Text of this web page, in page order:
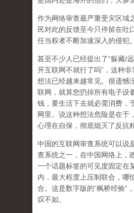
作为网络审查最严重受灾区域
民对此的反馈至今只停留在吐
任当权者不断加速深入的侵犯。
甚至不少人已经提出了“躲藏/
开互联网不就行了吗”，这种
想法已经越来越常见。很遗憾
联网，就算您扔掉所有电子设
钱，要生活下去就必需消费，
网里。说这种想法危险是在于
心理在自保，彻底熄灭了反抗
中国的互联网审查系统可以说
查系统之一，在中国网络上，
一个话题标签的可见度固定在
内，最大程度上压制联合 ，哪
合。这是数字版的“枫桥经验”
叹不如。